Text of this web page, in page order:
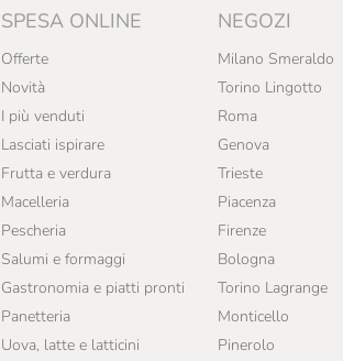
SPESA ONLINE
Offerte
Novità
I più venduti
Lasciati ispirare
Frutta e verdura
Macelleria
Pescheria
Salumi e formaggi
Gastronomia e piatti pronti
Panetteria
Uova, latte e latticini
NEGOZI
Milano Smeraldo
Torino Lingotto
Roma
Genova
Trieste
Piacenza
Firenze
Bologna
Torino Lagrange
Monticello
Pinerolo